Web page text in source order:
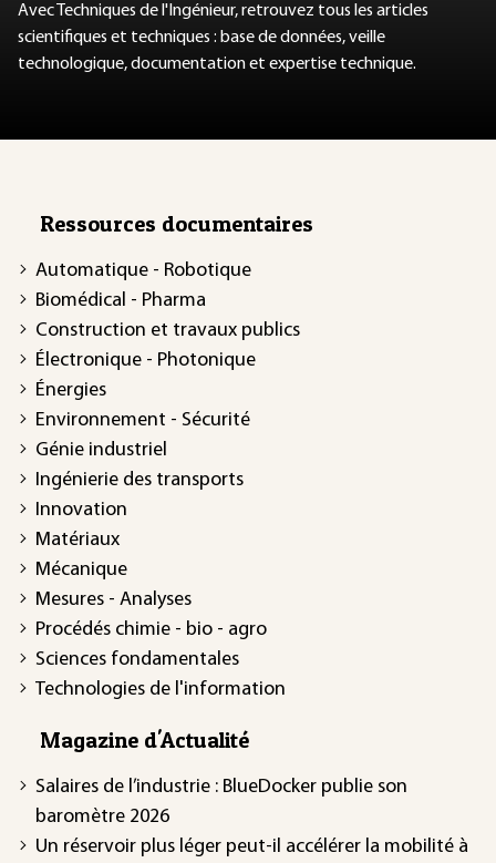
Avec Techniques de l'Ingénieur, retrouvez tous les articles
scientifiques et techniques : base de données, veille
technologique, documentation et expertise technique.
Ressources documentaires
Automatique - Robotique
Biomédical - Pharma
Construction et travaux publics
Électronique - Photonique
Énergies
Environnement - Sécurité
Génie industriel
Ingénierie des transports
Innovation
Matériaux
Mécanique
Mesures - Analyses
Procédés chimie - bio - agro
Sciences fondamentales
Technologies de l'information
Magazine d'Actualité
Salaires de l’industrie : BlueDocker publie son
baromètre 2026
Un réservoir plus léger peut-il accélérer la mobilité à